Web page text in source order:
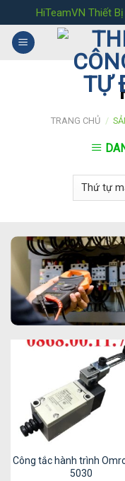
to
content
HiTeamVN Thiết
TRANG CHỦ /
Công tắc hành trình
5030